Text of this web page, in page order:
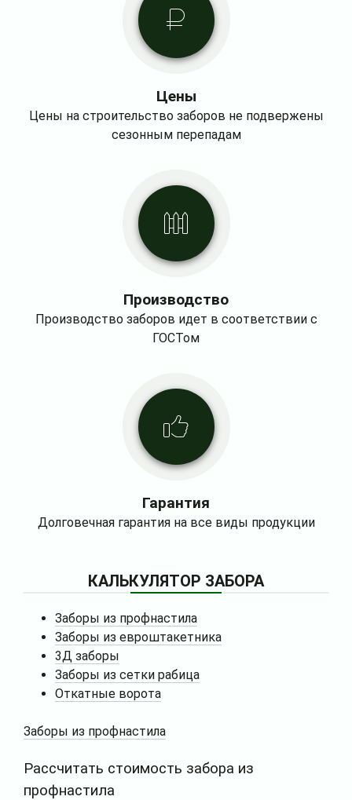
Цены
Цены на строительство заборов не подвержены
сезонным перепадам
Производство
Производство заборов идет в соответствии с
ГОСТом
Гарантия
Долговечная гарантия на все виды продукции
КАЛЬКУЛЯТОР ЗАБОРА
Заборы из профнастила
Заборы из евроштакетника
3Д заборы
Заборы из сетки рабица
Откатные ворота
Заборы из профнастила
Рассчитать стоимость забора из
профнастила